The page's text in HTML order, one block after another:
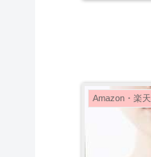
Amazon・楽天